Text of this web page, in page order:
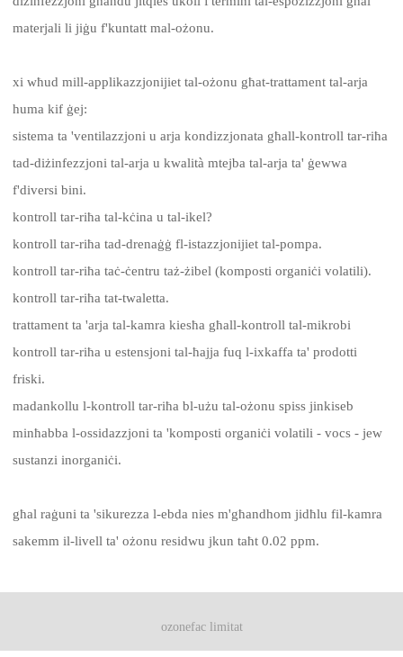
materjali li jiġu f'kuntatt mal-ożonu.
xi wħud mill-applikazzjonijiet tal-ożonu għat-trattament tal-arja
huma kif ġej:
sistema ta 'ventilazzjoni u arja kondizzjonata għall-kontroll tar-riħa
tad-diżinfezzjoni tal-arja u kwalità mtejba tal-arja ta' ġewwa
f'diversi bini.
kontroll tar-riħa tal-kċina u tal-ikel?
kontroll tar-riħa tad-drenaġġ fl-istazzjonijiet tal-pompa.
kontroll tar-riħa taċ-ċentru taż-żibel (komposti organiċi volatili).
kontroll tar-riħa tat-twaletta.
trattament ta 'arja tal-kamra kiesħa għall-kontroll tal-mikrobi
kontroll tar-riħa u estensjoni tal-ħajja fuq l-ixkaffa ta' prodotti
friski.
madankollu l-kontroll tar-riħa bl-użu tal-ożonu spiss jinkiseb
minħabba l-ossidazzjoni ta 'komposti organiċi volatili - vocs - jew
sustanzi inorganiċi.
għal raġuni ta 'sikurezza l-ebda nies m'għandhom jidħlu fil-kamra
sakemm il-livell ta' ożonu residwu jkun taħt 0.02 ppm.
ozonefac limitat